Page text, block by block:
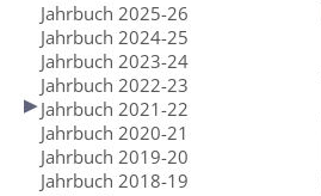
Jahrbuch 2025-26
Jahrbuch 2024-25
Jahrbuch 2023-24
Jahrbuch 2022-23
Jahrbuch 2021-22
Jahrbuch 2020-21
Jahrbuch 2019-20
Jahrbuch 2018-19